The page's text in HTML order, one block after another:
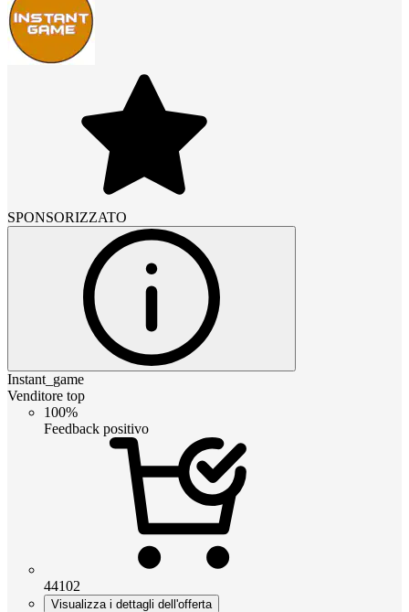
SPONSORIZZATO
Instant_game
Venditore top
100%
Feedback positivo
44102
Visualizza i dettagli dell'offerta